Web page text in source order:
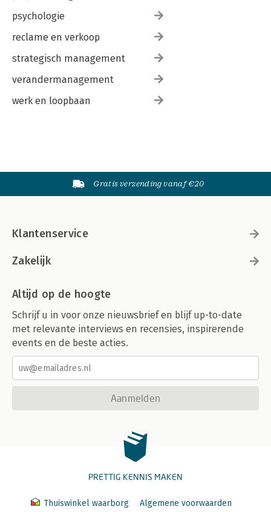
psychologie
reclame en verkoop
strategisch management
verandermanagement
werk en loopbaan
Gratis verzending vanaf €20
Klantenservice
Zakelijk
Altijd op de hoogte
Schrijf u in voor onze nieuwsbrief en blijf up-to-date
met relevante interviews en recensies, inspirerende
events en de beste acties.
Aanmelden
PRETTIG KENNIS MAKEN
Thuiswinkel waarborg Algemene voorwaarden